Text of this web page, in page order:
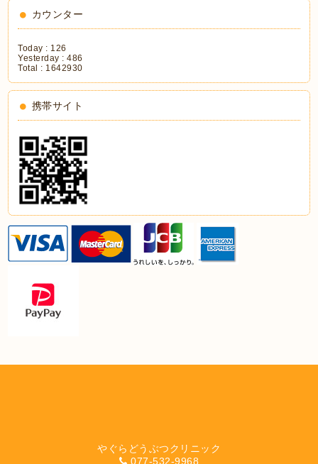
カウンター
Today : 126
Yesterday :486
Total : 1642930
携帯サイト
やぐらどうぶつクリニック
077-532-9968